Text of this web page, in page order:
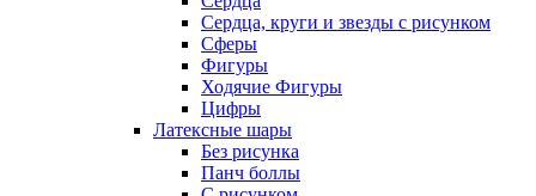
Сердца, круги и звезды с рисунком
Сферы
Фигуры
Ходячие Фигуры
Цифры
Латексные шары
Без рисунка
Панч боллы